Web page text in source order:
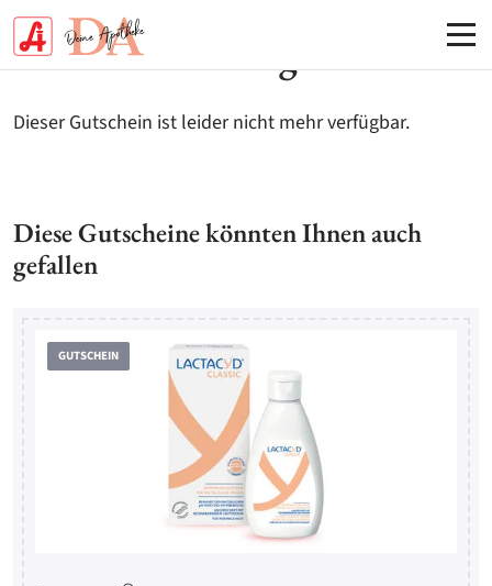
Zur Hauptnavigation
Zur SucheAccesskey
[2]
Zum InhaltAccesskey
[3]
Zur Footernavigation
Gutschein nicht gefunden
Dieser Gutschein ist leider nicht mehr verfügbar.
Diese Gutscheine könnten Ihnen auch
gefallen
GUTSCHEIN